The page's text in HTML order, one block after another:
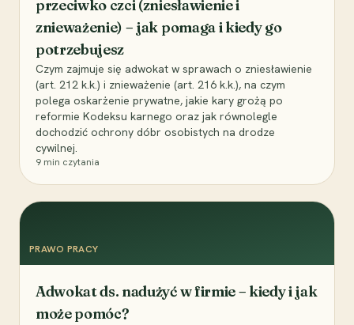
przeciwko czci (zniesławienie i
znieważenie) – jak pomaga i kiedy go
potrzebujesz
Czym zajmuje się adwokat w sprawach o zniesławienie
(art. 212 k.k.) i znieważenie (art. 216 k.k.), na czym
polega oskarżenie prywatne, jakie kary grożą po
reformie Kodeksu karnego oraz jak równolegle
dochodzić ochrony dóbr osobistych na drodze
cywilnej.
9 min czytania
PRAWO PRACY
Adwokat ds. nadużyć w firmie – kiedy i jak
może pomóc?